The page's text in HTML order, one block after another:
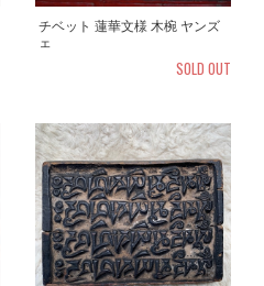
チベット 蓮華文様 木椀 ヤンズ
ェ
SOLD OUT